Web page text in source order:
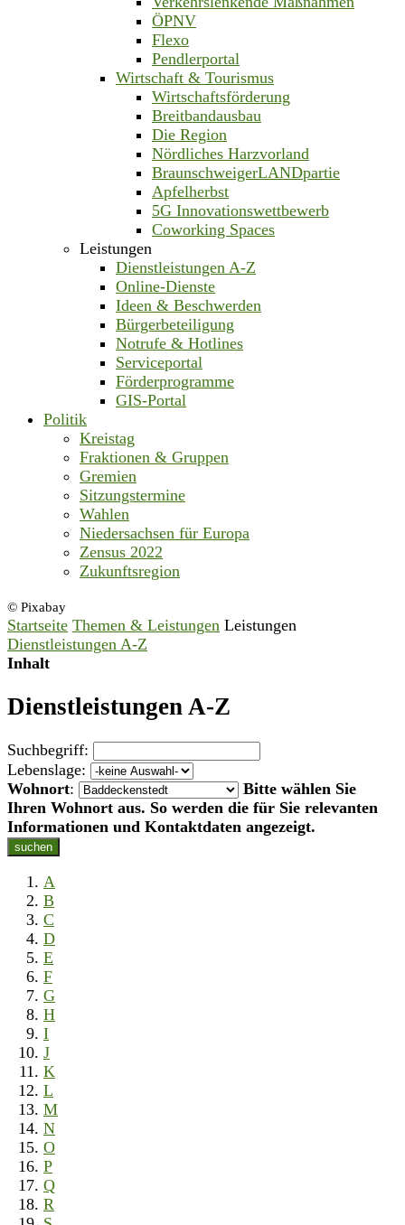
ÖPNV
Flexo
Pendlerportal
Wirtschaft & Tourismus
Wirtschaftsförderung
Breitbandausbau
Die Region
Nördliches Harzvorland
BraunschweigerLANDpartie
Apfelherbst
5G Innovationswettbewerb
Coworking Spaces
Leistungen
Dienstleistungen A-Z
Online-Dienste
Ideen & Beschwerden
Bürgerbeteiligung
Notrufe & Hotlines
Serviceportal
Förderprogramme
GIS-Portal
Politik
Kreistag
Fraktionen & Gruppen
Gremien
Sitzungstermine
Wahlen
Niedersachsen für Europa
Zensus 2022
Zukunftsregion
© Pixabay
Startseite Themen & Leistungen Leistungen
Dienstleistungen A-Z
Inhalt
Dienstleistungen A-Z
Suchbegriff:
Lebenslage:
Wohnort:
Bitte wählen Sie
Ihren Wohnort aus. So werden die für Sie relevanten
Informationen und Kontaktdaten angezeigt.
suchen
A
B
C
D
E
F
G
H
I
J
K
L
M
N
O
P
Q
R